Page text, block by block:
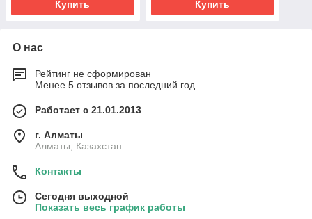
Купить Купить
О нас
Рейтинг не сформирован
Менее 5 отзывов за последний год
Работает с 21.01.2013
г. Алматы
Алматы, Казахстан
Контакты
Сегодня выходной
Показать весь график работы